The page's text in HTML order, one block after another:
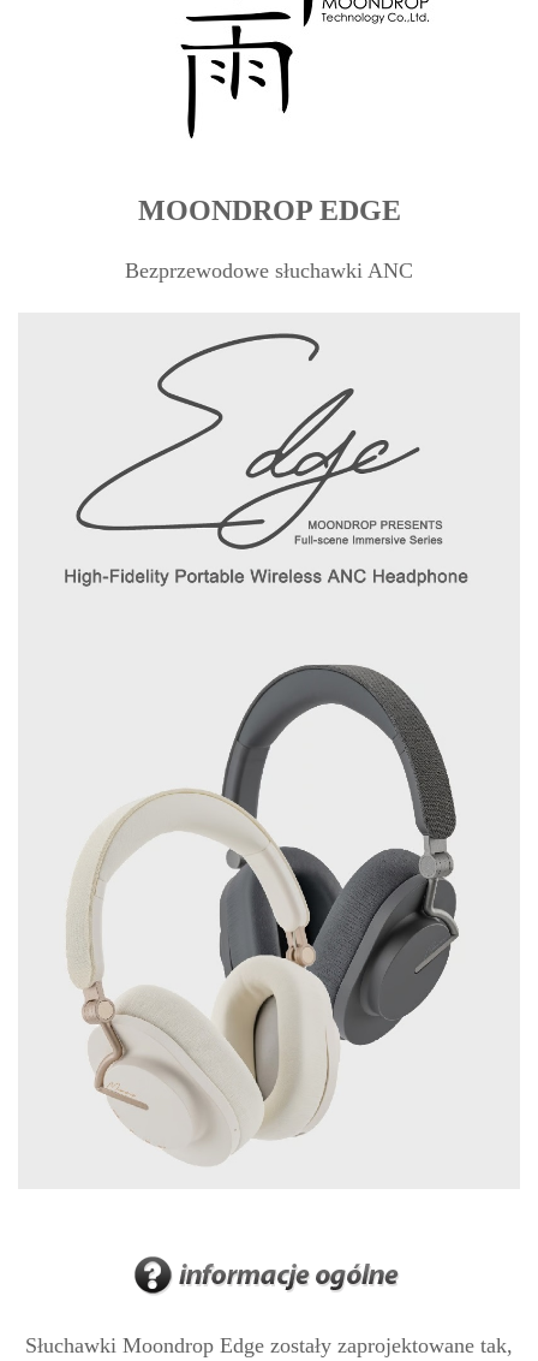
MOONDROP EDGE
Bezprzewodowe słuchawki ANC
Słuchawki Moondrop Edge zostały zaprojektowane tak,